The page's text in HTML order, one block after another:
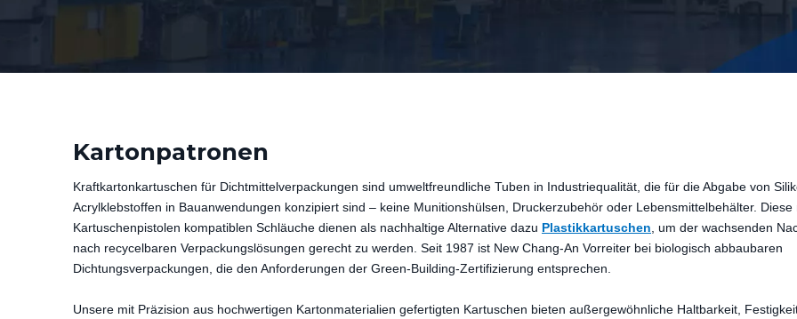
Kartonpatronen
Kraftkartonkartuschen für Dichtmittelverpackungen sind umweltfreundliche Tuben in Industriequalität, die für die Abgabe von
Acrylklebstoffen in Bauanwendungen konzipiert sind – keine Munitionshülsen, Druckerzubehör oder Lebensmittelbehälter. Diese
Kartuschenpistolen kompatiblen Schläuche dienen als nachhaltige Alternative dazu Plastikkartuschen , um der wachsenden
nach recycelbaren Verpackungslösungen gerecht zu werden. Seit 1987 ist New Chang-An Vorreiter bei biologisch abbaubaren
Dichtungsverpackungen, die den Anforderungen der Green-Building-Zertifizierung entsprechen.
Unsere mit Präzision aus hochwertigen Kartonmaterialien gefertigten Kartuschen bieten außergewöhnliche Haltbarkeit,